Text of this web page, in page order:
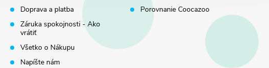
Doprava a platba
Záruka spokojnosti - Ako
vrátiť
Všetko o Nákupu
Napíšte nám
Porovnanie Coocazoo